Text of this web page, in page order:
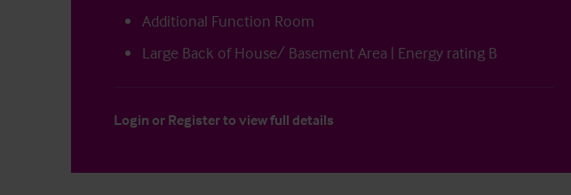
Additional Function Room
Large Back of House/ Basement Area | Energy rating B
Login or Registerto view full details